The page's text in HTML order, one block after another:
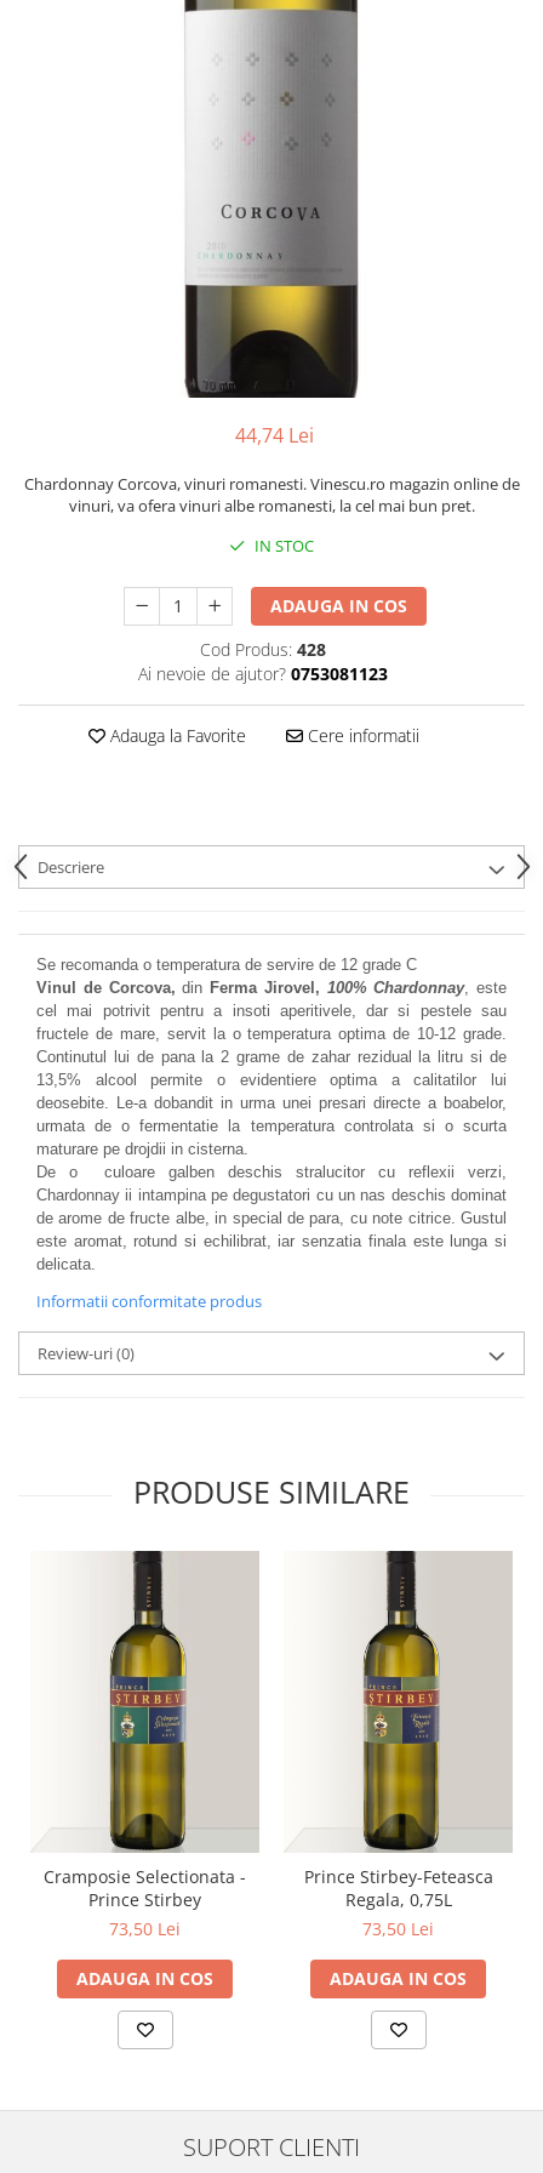
44,74 Lei
Chardonnay Corcova, vinuri romanesti. Vinescu.ro magazin online de
vinuri, va ofera vinuri albe romanesti, la cel mai bun pret.
IN STOC
ADAUGA IN COS
Cod Produs: 428
Ai nevoie de ajutor? 0753081123
Adauga la Favorite Cere informatii
Descriere
Se recomanda o temperatura de servire de 12 grade C
Vinul de Corcova, din Ferma Jirovel, 100% Chardonnay, este
cel mai potrivit pentru a insoti aperitivele, dar si pestele sau
fructele de mare, servit la o temperatura optima de 10-12 grade.
Continutul lui de pana la 2 grame de zahar rezidual la litru si de
13,5% alcool permite o evidentiere optima a calitatilor lui
deosebite. Le-a dobandit in urma unei presari directe a boabelor,
urmata de o fermentatie la temperatura controlata si o scurta
maturare pe drojdii in cisterna.
De o culoare galben deschis stralucitor cu reflexii verzi,
Chardonnay ii intampina pe degustatori cu un nas deschis dominat
de arome de fructe albe, in special de para, cu note citrice. Gustul
este aromat, rotund si echilibrat, iar senzatia finala este lunga si
delicata.
Informatii conformitate produs
Review-uri(0)
PRODUSE SIMILARE
Cramposie Selectionata -
Prince Stirbey
73,50 Lei
ADAUGA IN COS
Prince Stirbey-Feteasca
Regala, 0,75L
73,50 Lei
ADAUGA IN COS
SUPORT CLIENTI